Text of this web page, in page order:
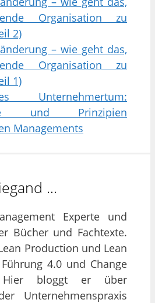
Organisation zu
2)
– wie geht das,
Organisation zu
1)
Unternehmertum:
und Prinzipien
Managements
…
Experte und
Bücher und Fachtexte.
Production und Lean
4.0 und Change
Hier bloggt er über
Unternehmenspraxis